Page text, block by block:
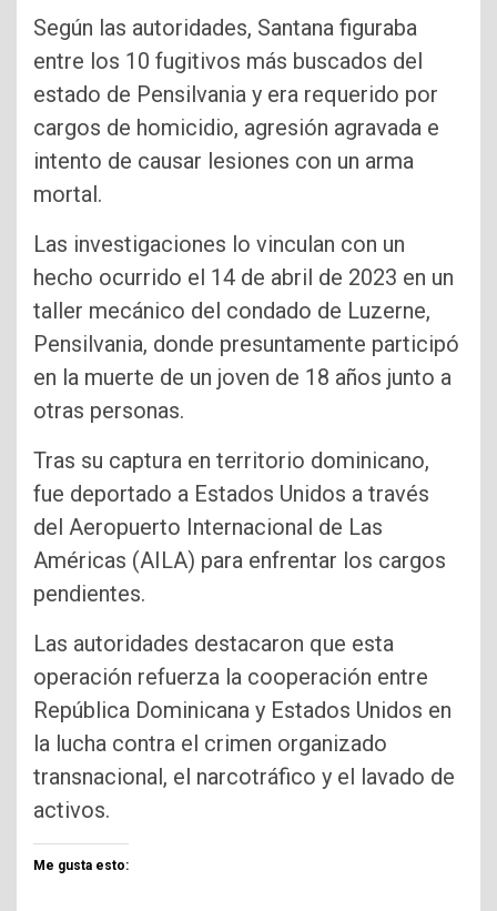
Según las autoridades, Santana figuraba
entre los 10 fugitivos más buscados del
estado de Pensilvania y era requerido por
cargos de homicidio, agresión agravada e
intento de causar lesiones con un arma
mortal.
Las investigaciones lo vinculan con un
hecho ocurrido el 14 de abril de 2023 en un
taller mecánico del condado de Luzerne,
Pensilvania, donde presuntamente participó
en la muerte de un joven de 18 años junto a
otras personas.
Tras su captura en territorio dominicano,
fue deportado a Estados Unidos a través
del Aeropuerto Internacional de Las
Américas (AILA) para enfrentar los cargos
pendientes.
Las autoridades destacaron que esta
operación refuerza la cooperación entre
República Dominicana y Estados Unidos en
la lucha contra el crimen organizado
transnacional, el narcotráfico y el lavado de
activos.
Me gusta esto: